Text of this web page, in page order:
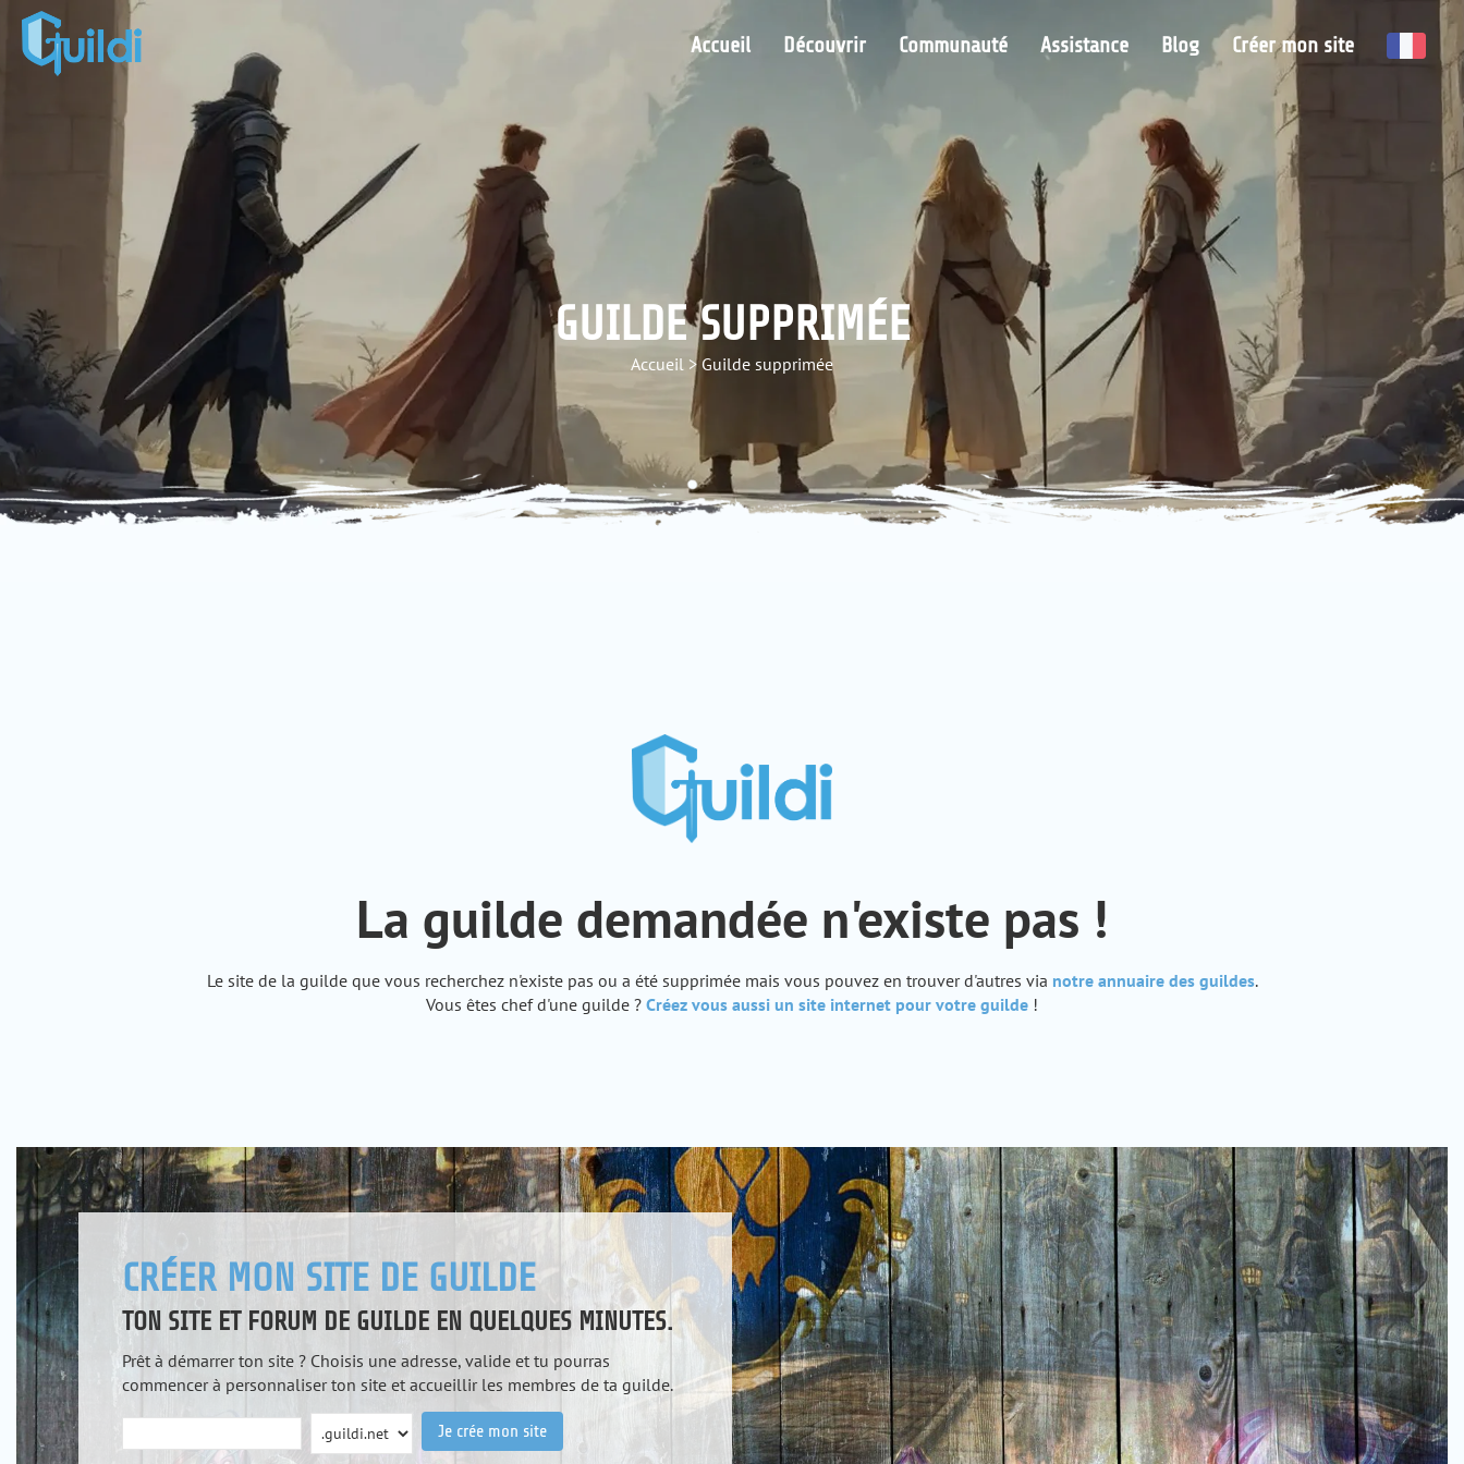
Accueil Découvrir Communauté Assistance Blog Créer mon site
GUILDE SUPPRIMÉE
Accueil > Guilde supprimée
La guilde demandée n'existe pas !
Le site de la guilde que vous recherchez n'existe pas ou a été supprimée mais vous pouvez en trouver d'autres via notre annuaire des guildes.
Vous êtes chef d'une guilde ? Créez vous aussi un site internet pour votre guilde !
CRÉER MON SITE DE GUILDE
TON SITE ET FORUM DE GUILDE EN QUELQUES MINUTES.
Prêt à démarrer ton site ? Choisis une adresse, valide et tu pourras
commencer à personnaliser ton site et accueillir les membres de ta guilde.